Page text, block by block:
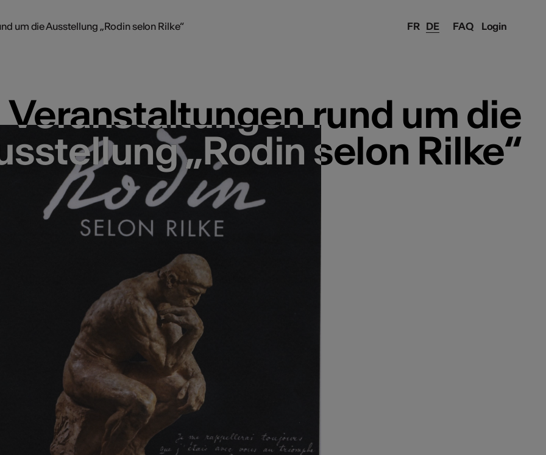
FAQ Login
FR DE
um die Ausstellung „Rodin selon Rilke“
Veranstaltungen rund um die
„Rodin selon Rilke“
Veranstaltungen rund um die
„Rodin selon Rilke“